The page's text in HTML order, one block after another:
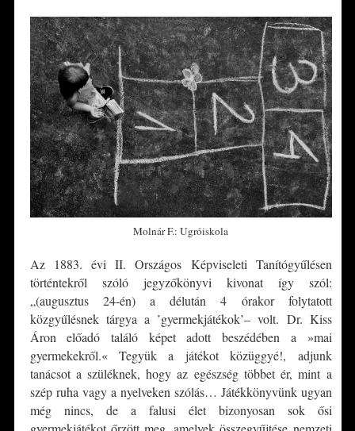
Molnár F.: Ugróiskola
Az 1883. évi II. Országos Képviseleti Tanítógyűlésen
történtekről szóló jegyzőkönyvi kivonat így szól:
„(augusztus 24-én) a délután 4 órakor folytatott
közgyűlésnek tárgya a ’gyermekjátékok’– volt. Dr. Kiss
Áron előadó találó képet adott beszédében a »mai
gyermekekről.« Tegyük a játékot közüggyé!, adjunk
tanácsot a szüléknek, hogy az egészség többet ér, mint a
szép ruha vagy a nyelveken szólás… Játékkönyvünk ugyan
még nincs, de a falusi élet bizonyosan sok ősi